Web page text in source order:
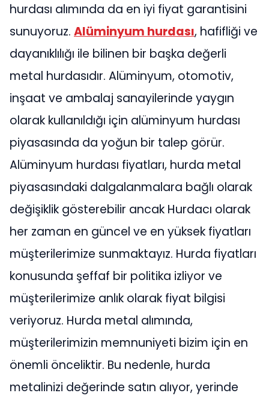
hurdası alımında da en iyi fiyat garantisini
sunuyoruz. Alüminyum hurdası, hafifliği ve
dayanıklılığı ile bilinen bir başka değerli
metal hurdasıdır. Alüminyum, otomotiv,
inşaat ve ambalaj sanayilerinde yaygın
olarak kullanıldığı için alüminyum hurdası
piyasasında da yoğun bir talep görür.
Alüminyum hurdası fiyatları, hurda metal
piyasasındaki dalgalanmalara bağlı olarak
değişiklik gösterebilir ancak Hurdacı olarak
her zaman en güncel ve en yüksek fiyatları
müşterilerimize sunmaktayız. Hurda fiyatları
konusunda şeffaf bir politika izliyor ve
müşterilerimize anlık olarak fiyat bilgisi
veriyoruz. Hurda metal alımında,
müşterilerimizin memnuniyeti bizim için en
önemli önceliktir. Bu nedenle, hurda
metalinizi değerinde satın alıyor, yerinde